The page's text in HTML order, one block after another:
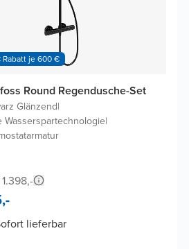
je 600 €
Round Regendusche-Set
Glänzend|
Wasserspartechnologie|
lieferbar